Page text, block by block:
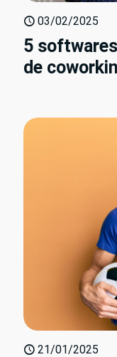
03/02/2025
5
de
21/01/2025